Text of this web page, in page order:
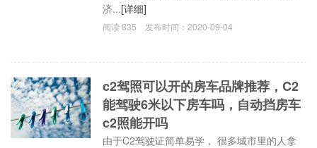
济...[详细]
阅读835 发布时间：2020-09-04
c2驾照可以开的房车品牌推荐，C2
能驾驶6米以下房车吗，自动挡房车
c2照能开吗
由于C2驾驶证简单易学， 很多城市里的人拿